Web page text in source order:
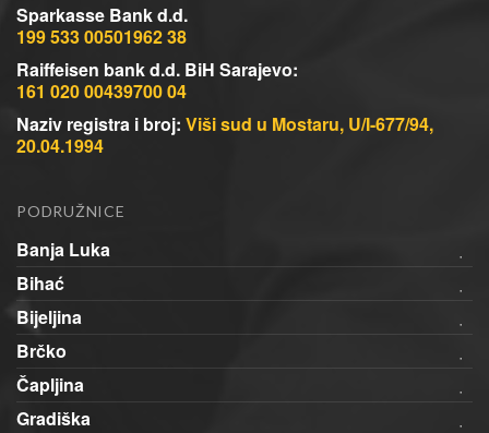
Sparkasse Bank d.d.
199 533 00501962 38
Raiffeisen bank d.d. BiH Sarajevo:
161 020 00439700 04
Naziv registra i broj: Viši sud u Mostaru, U/I-677/94,
20.04.1994
PODRUŽNICE
Banja Luka
Bihać
Bijeljina
Brčko
Čapljina
Gradiška